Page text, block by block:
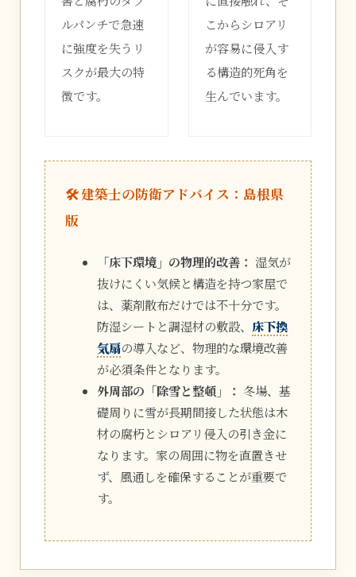
ルパンチで急速
に強度を失うリ
スクが最大の特
徴です。
こからシロアリ
が容易に侵入す
る構造的死角を
生んでいます。
🛠️ 建築士の防衛アドバイス：島根県
版
「床下環境」の物理的改善： 湿気が
抜けにくい気候と構造を持つ家屋で
は、薬剤散布だけでは不十分です。
防湿シートと調湿材の敷設、 床下換
気扇の導入など、物理的な環境改善
が必須条件となります。
外周部の「除雪と整頓」： 冬場、基
礎周りに雪が長期間接した状態は木
材の腐朽とシロアリ侵入の引き金に
なります。家の周囲に物を直置きせ
ず、風通しを確保することが重要で
す。